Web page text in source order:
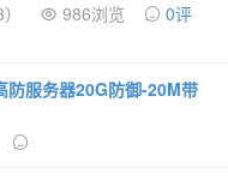
986浏览
0评
服务器20G防御-20M带